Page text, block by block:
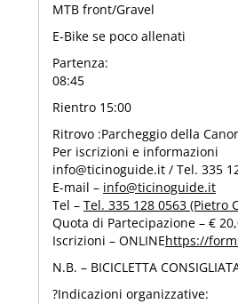
MTB front/Gravel
E-Bike se poco allenati
Partenza:
08:45
Rientro 15:00
Ritrovo :Parcheggio della
Per iscrizioni e informazioni
info@ticinoguide.it / Tel. 335
E-mail – info@ticinoguide.it
Tel – Tel. 335 128 0563 (Pietro
Quota di Partecipazione – €
Iscrizioni – ONLINEhttps://
N.B. – BICICLETTA
?Indicazioni organizzative: